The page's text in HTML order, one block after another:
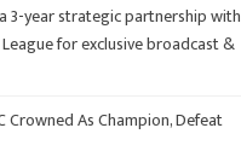
3-year strategic partnership with
for exclusive broadcast &
Crowned As Champion, Defeat